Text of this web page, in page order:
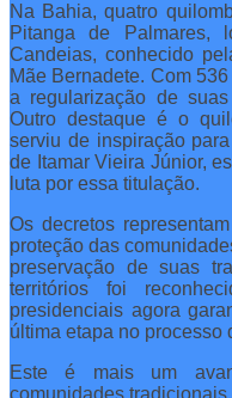
Na Bahia, quatro
Pitanga de Palmares,
Candeias, conhecido
Mãe Bernadete. Com
a regularização de
Outro destaque é o
serviu de inspiração
de Itamar Vieira Júnior,
luta por essa titulação.
Os decretos
proteção das
preservação de suas
territórios foi
presidenciais agora
última etapa no processo
Este é mais um